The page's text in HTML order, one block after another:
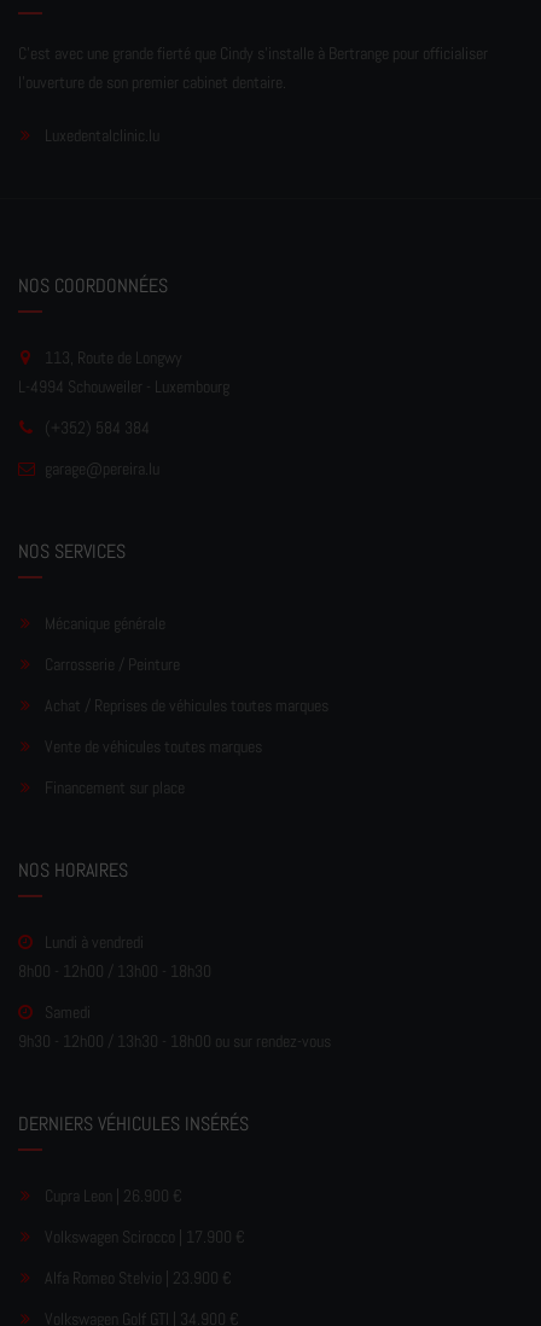
C'est avec une grande fierté que Cindy s'installe à Bertrange pour officialiser
l'ouverture de son premier cabinet dentaire.
Luxedentalclinic.lu
NOS COORDONNÉES
113, Route de Longwy
L-4994 Schouweiler - Luxembourg
(+352) 584 384
garage@pereira.lu
NOS SERVICES
Mécanique générale
Carrosserie / Peinture
Achat / Reprises de véhicules toutes marques
Vente de véhicules toutes marques
Financement sur place
NOS HORAIRES
Lundi à vendredi
8h00 - 12h00 / 13h00 - 18h30
Samedi
9h30 - 12h00 / 13h30 - 18h00 ou sur rendez-vous
DERNIERS VÉHICULES INSÉRÉS
Cupra Leon | 26.900 €
Volkswagen Scirocco | 17.900 €
Alfa Romeo Stelvio | 23.900 €
Volkswagen Golf GTI | 34.900 €